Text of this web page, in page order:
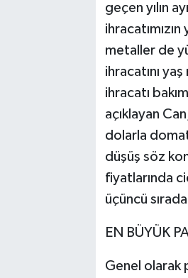
geçen yılın
metaller de
ihracatını
ihracatı
açıklayan
dolarla
düşüş söz
fiyatlarında
üçüncü
EN BÜYÜK
Genel olarak